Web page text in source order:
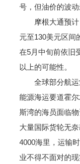
号，但油价的波
摩根大通预计
元至130美元区间
在5月中旬前依旧
以上的可能性。
全球部分航运
能源海运要道霍
斯湾的海员面临
大量国际货轮无
4000海里，运输
业不得不面对的